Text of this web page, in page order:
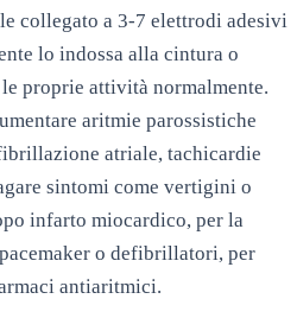
collegato a 3-7 elettrodi adesivi
lo indossa alla cintura o
proprie attività normalmente.
aritmie parossistiche
atriale, tachicardie
sintomi come vertigini o
infarto miocardico, per la
o defibrillatori, per
antiaritmici.